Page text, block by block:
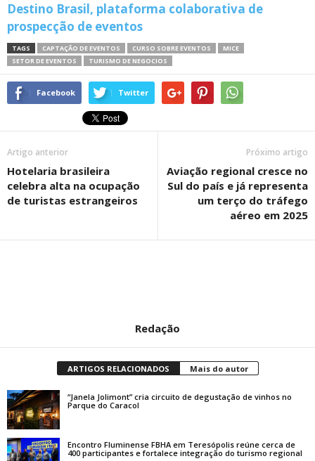
Destino Brasil, plataforma colaborativa de
prospecção de eventos
TAGS CAPTAÇÃO DE EVENTOS CURSO SOBRE EVENTOS
MICE
SETOR DE EVENTOS
TURISMO DE NEGOCIOS
Facebook Twitter
Artigo anterior
Hotelaria brasileira
celebra alta na ocupação
de turistas estrangeiros
Próximo artigo
Aviação regional cresce no
Sul do país e já representa
um terço do tráfego
aéreo em 2025
Redação
ARTIGOS RELACIONADOS Mais do autor
“Janela Jolimont” cria circuito de degustação de vinhos no
Parque do Caracol
Encontro Fluminense FBHA em Teresópolis reúne cerca de
400 participantes e fortalece integração do turismo regional